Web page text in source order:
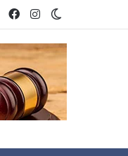
FacebookInstagram